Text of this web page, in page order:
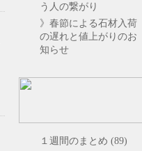
う人の繋がり
》春節による石材入荷
の遅れと値上がりのお
知らせ
１週間のまとめ (89)